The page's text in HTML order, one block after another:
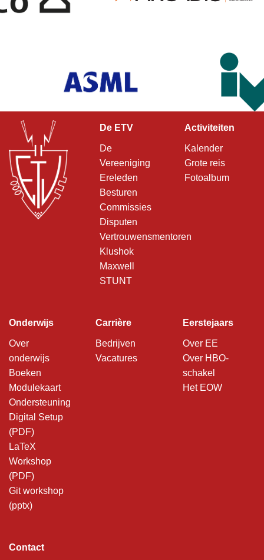
De ETV
De
Vereeniging
Ereleden
Besturen
Commissies
Disputen
Vertrouwensmentoren
Klushok
Maxwell
STUNT
Activiteiten
Kalender
Grote reis
Fotoalbum
Onderwijs
Over
onderwijs
Boeken
Modulekaart
Ondersteuning
Digital Setup
(PDF)
LaTeX
Workshop
(PDF)
Git workshop
(pptx)
Carrière
Bedrijven
Vacatures
Eerstejaars
Over EE
Over HBO-
schakel
Het EOW
Contact